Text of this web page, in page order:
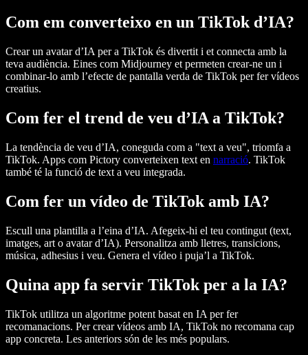
Com em converteixo en un TikTok d’IA?
Crear un avatar d’IA per a TikTok és divertit i et connecta amb la
teva audiència. Eines com Midjourney et permeten crear-ne un i
combinar-lo amb l’efecte de pantalla verda de TikTok per fer vídeos
creatius.
Com fer el trend de veu d’IA a TikTok?
La tendència de veu d’IA, coneguda com a "text a veu", triomfa a
TikTok. Apps com Pictory converteixen text en narració. TikTok
també té la funció de text a veu integrada.
Com fer un vídeo de TikTok amb IA?
Escull una plantilla a l’eina d’IA. Afegeix-hi el teu contingut (text,
imatges, art o avatar d’IA). Personalitza amb lletres, transicions,
música, adhesius i veu. Genera el vídeo i puja’l a TikTok.
Quina app fa servir TikTok per a la IA?
TikTok utilitza un algoritme potent basat en IA per fer
recomanacions. Per crear vídeos amb IA, TikTok no recomana cap
app concreta. Les anteriors són de les més populars.